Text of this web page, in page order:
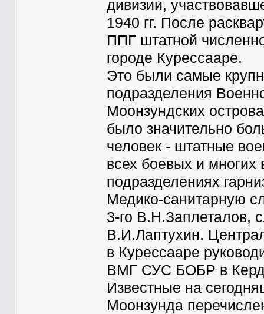
дивизии,
1940 гг. После
ППГ штатной
городе Курессааре.
Это были самые
подразделения
Моонзундских
было значительно
человек - штатные
всех боевых и многих
подразделениях
Медико-санитарную
3-го В.Н.Заплеталов,
В.И.Лаптухин.
в Курессааре
ВМГ СУС БОБР в
Известные на
Моонзунда